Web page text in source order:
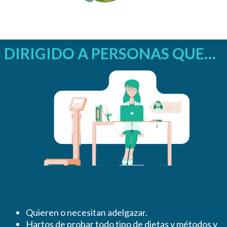
DIRIGIDO A PERSONAS QUE…
Quieren o necesitan adelgazar.
Hartos de probar todo tipo de dietas y métodos y